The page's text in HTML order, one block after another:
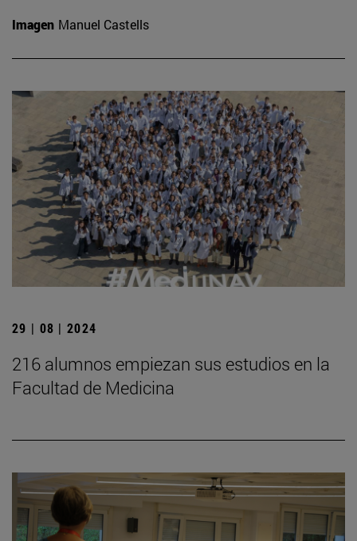
Imagen Manuel Castells
29 | 08 | 2024
216 alumnos empiezan sus estudios en la
Facultad de Medicina